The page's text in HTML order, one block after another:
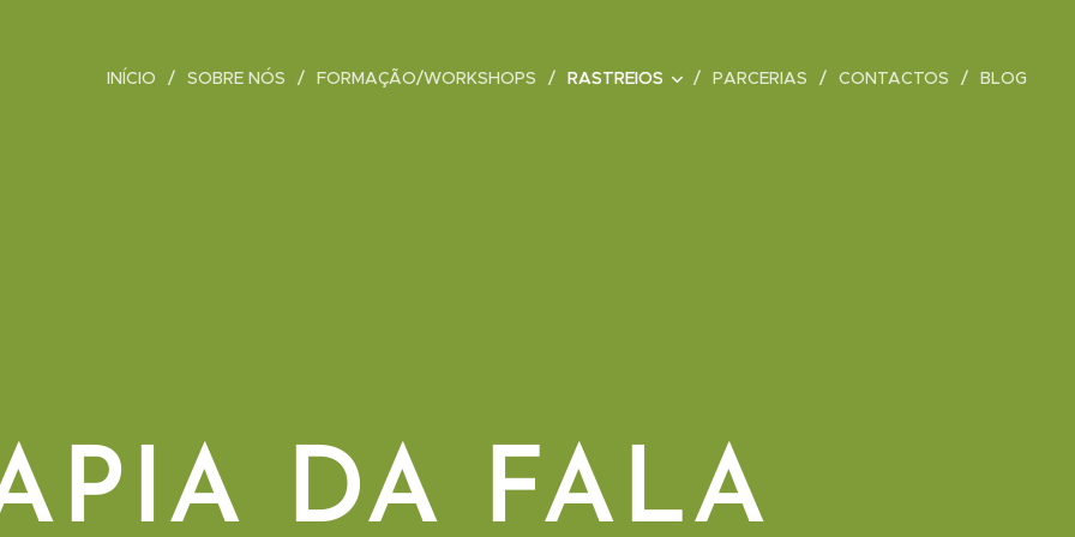
INÍCIO SOBRE NÓS FORMAÇÃO/WORKSHOPS RASTREIOS PARCERIAS CONTACTOS BLOG
DA FALA